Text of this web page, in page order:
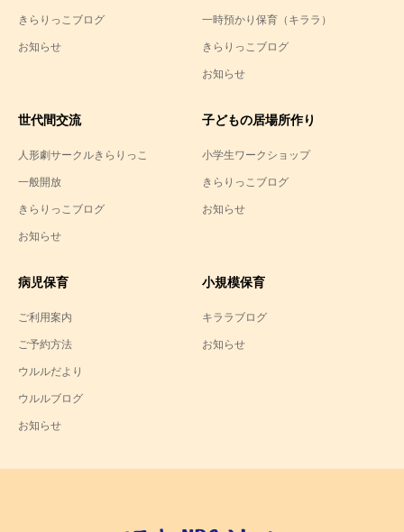
きらりっこブログ
お知らせ
一時預かり保育（キララ）
きらりっこブログ
お知らせ
世代間交流
人形劇サークルきらりっこ
一般開放
きらりっこブログ
お知らせ
子どもの居場所作り
小学生ワークショップ
きらりっこブログ
お知らせ
病児保育
ご利用案内
ご予約方法
ウルルだより
ウルルブログ
お知らせ
小規模保育
キララブログ
お知らせ